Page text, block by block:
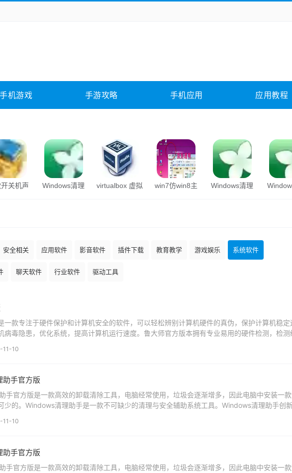
图形软件 安全相关 应用软件 影音软件 插件下载
未分类 综合其它
手机游戏 手游攻略 手机应用 应用教程
关机声
Windows清理
virtualbox 虚拟
win7仿win8主
Windows清理
安全相关 应用软件 影音软件 插件下载 教育教学 游戏娱乐 系统软件
聊天软件 行业软件 驱动工具
一款专注于硬件保护和计算机安全的软件，可以轻松辨别计算机硬件的真伪，保护计算机稳定
病毒隐患，优化系统，提高计算机运行速度。鲁大师官方版本拥有专业易用的硬件检测，检测
11-10
手官方版
手官方版是一款高效的卸载清除工具，电脑经常使用，垃圾会逐渐增多，因此电脑中安装一
少的。Windows清理助手是一款不可缺少的清理与安全辅助系统工具。Windows清理助手创
11-10
手官方版
手官方版是一款高效的卸载清除工具，电脑经常使用，垃圾会逐渐增多，因此电脑中安装一